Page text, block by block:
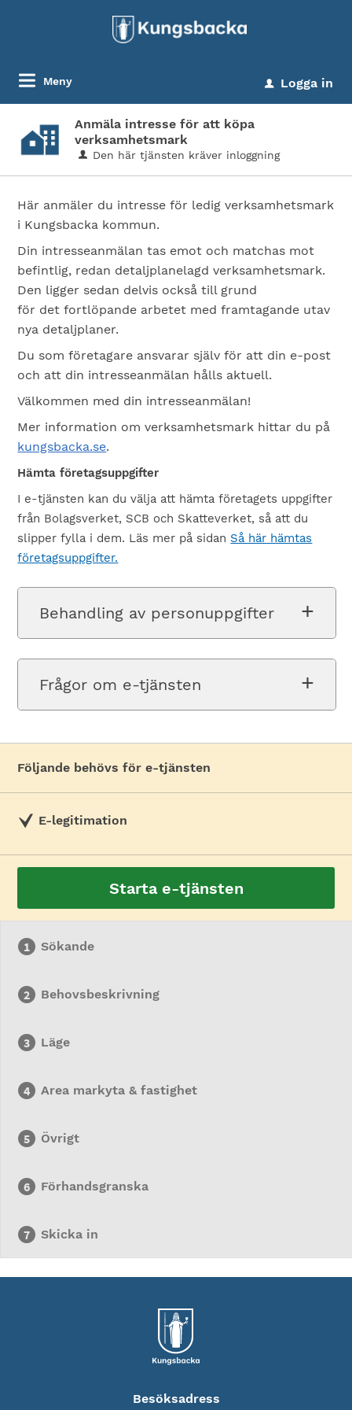
Meny u Logga in
Anmäla intresse för att köpa
verksamhetsmark
Den här tjänsten kräver inloggning
Här anmäler du intresse för ledig verksamhetsmark
i Kungsbacka kommun.
Din intresseanmälan tas emot och matchas mot
befintlig, redan detaljplanelagd verksamhetsmark.
Den ligger sedan delvis också till grund
för det fortlöpande arbetet med framtagande utav
nya detaljplaner.
Du som företagare ansvarar själv för att din e-post
och att din intresseanmälan hålls aktuell.
Välkommen med din intresseanmälan!
Mer information om verksamhetsmark hittar du på
kungsbacka.se.
Hämta företagsuppgifter
I e-tjänsten kan du välja att hämta företagets uppgifter
från Bolagsverket, SCB och Skatteverket, så att du
slipper fylla i dem. Läs mer på sidan Så här hämtas
företagsuppgifter.
Behandling av personuppgifter
Frågor om e-tjänsten
Följande behövs för e-tjänsten
E-legitimation
Starta e-tjänsten
Sökande
Behovsbeskrivning
Läge
Area markyta & fastighet
Övrigt
Förhandsgranska
Skicka in
Besöksadress